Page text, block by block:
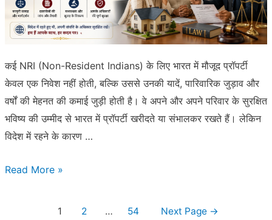
जानिए
उपाय
कई NRI (Non-Resident Indians) के लिए भारत में मौजूद प्रॉपर्टी
केवल एक निवेश नहीं होती, बल्कि उससे उनकी यादें, पारिवारिक जुड़ाव और
वर्षों की मेहनत की कमाई जुड़ी होती है। वे अपने और अपने परिवार के सुरक्षित
भविष्य की उम्मीद से भारत में प्रॉपर्टी खरीदते या संभालकर रखते हैं। लेकिन
विदेश में रहने के कारण …
NRI
Read More »
1 2 … 54 Next Page →